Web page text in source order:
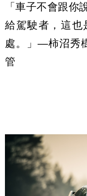
「車子不會跟你
給駕駛者，這也
處。」—柿沼秀
管